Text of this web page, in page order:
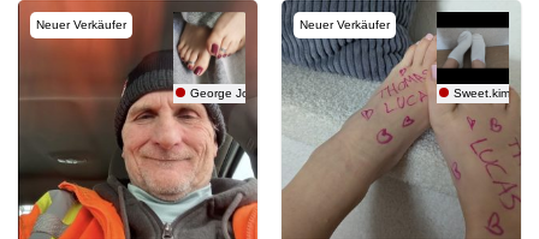
Neuer Verkäufer
George Joseph
Neuer Verkäufer
Sweet.kimi